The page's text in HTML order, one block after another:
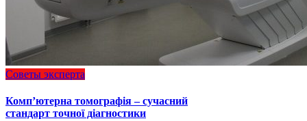
Советы эксперта
Комп’ютерна томографія – сучасний
стандарт точної діагностики